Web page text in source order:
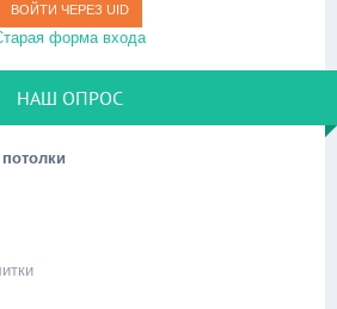
ВОЙТИ ЧЕРЕЗ UID
форма входа
НАШ ОПРОС